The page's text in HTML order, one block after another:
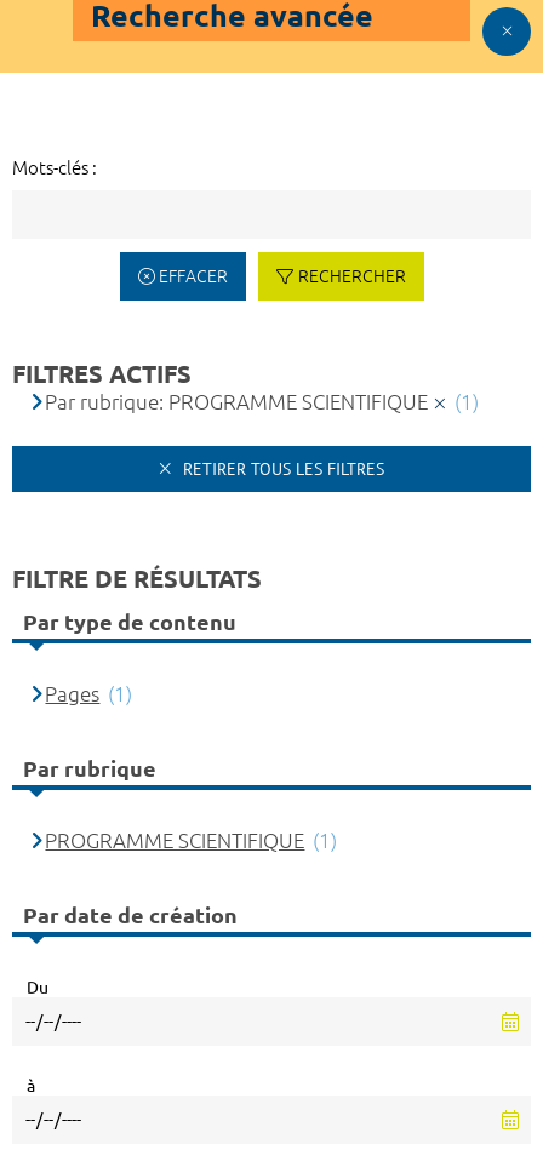
Recherche avancée
Mots-clés :
EFFACER RECHERCHER
FILTRES ACTIFS
Par rubrique: PROGRAMME SCIENTIFIQUE (1)
RETIRER TOUS LES FILTRES
FILTRE DE RÉSULTATS
Par type de contenu
Pages (1)
Par rubrique
PROGRAMME SCIENTIFIQUE (1)
Par date de création
Du
à